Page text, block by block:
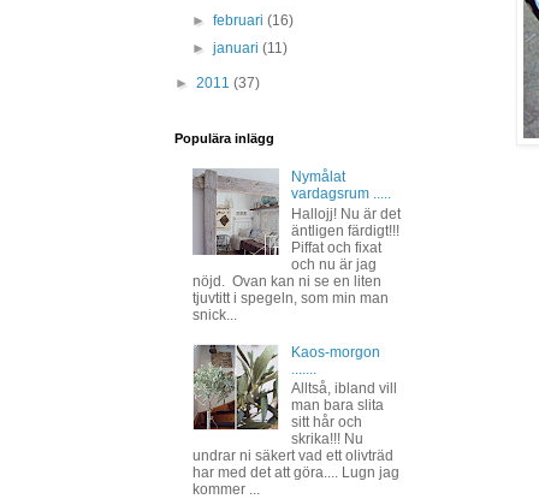
►februari(16)
►januari(11)
► 2011 (37)
Populära inlägg
Nymålat
vardagsrum .....
Hallojj! Nu är det
äntligen färdigt!!!
Piffat och fixat
och nu är jag
nöjd. Ovan kan ni se en liten
tjuvtitt i spegeln, som min man
snick...
Kaos-morgon
Alltså, ibland vill
man bara slita
sitt hår och
skrika!!! Nu
undrar ni säkert vad ett olivträd
har med det att göra.... Lugn jag
kommer ...